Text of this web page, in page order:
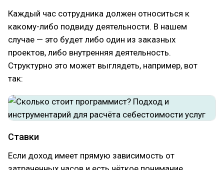
Каждый час сотрудника должен относиться к
какому-либо подвиду деятельности. В нашем
случае — это будет либо один из заказных
проектов, либо внутренняя деятельность.
Структурно это может выглядеть, например, вот
так:
Ставки
Если доход имеет прямую зависимость от